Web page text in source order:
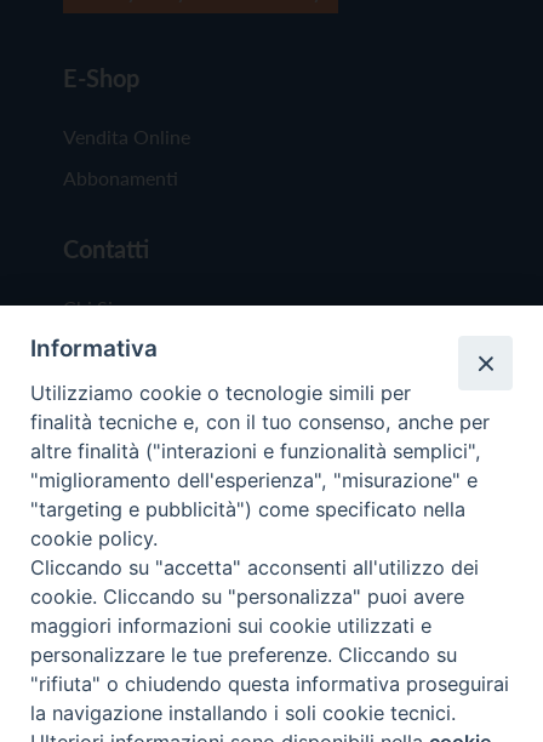
E-Shop
Vendita Online
Abbonamenti
Contatti
Chi Siamo
Redazione
Scrivici
Copyright © 2019 - Tutti i diritti riservati - Vita
Trentina Editrice
Privacy Policy
Torna
Informativa
Utilizziamo cookie o tecnologie simili per
finalità tecniche e, con il tuo consenso, anche per
altre finalità ("interazioni e funzionalità semplici",
"miglioramento dell'esperienza", "misurazione" e
"targeting e pubblicità") come specificato nella
cookie policy.
Cliccando su "accetta" acconsenti all'utilizzo dei
cookie. Cliccando su "personalizza" puoi avere
maggiori informazioni sui cookie utilizzati e
personalizzare le tue preferenze. Cliccando su
"rifiuta" o chiudendo questa informativa proseguirai
la navigazione installando i soli cookie tecnici.